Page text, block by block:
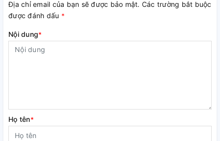
Địa chỉ email của bạn sẽ được bảo mật. Các trường bắt buộc
được đánh dấu *
Nội dung*
Họ tên*